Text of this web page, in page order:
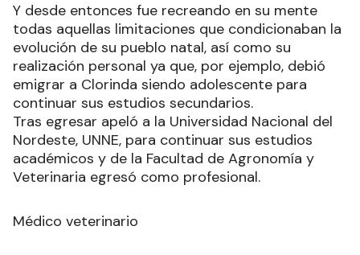
Y desde entonces fue recreando en su mente
todas aquellas limitaciones que condicionaban la
evolución de su pueblo natal, así como su
realización personal ya que, por ejemplo, debió
emigrar a Clorinda siendo adolescente para
continuar sus estudios secundarios.
Tras egresar apeló a la Universidad Nacional del
Nordeste, UNNE, para continuar sus estudios
académicos y de la Facultad de Agronomía y
Veterinaria egresó como profesional.
Médico veterinario